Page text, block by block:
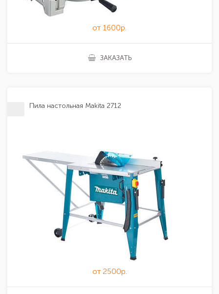
от 1600р.
ЗАКАЗАТЬ
Пила настольная Makita 2712
от 2500р.